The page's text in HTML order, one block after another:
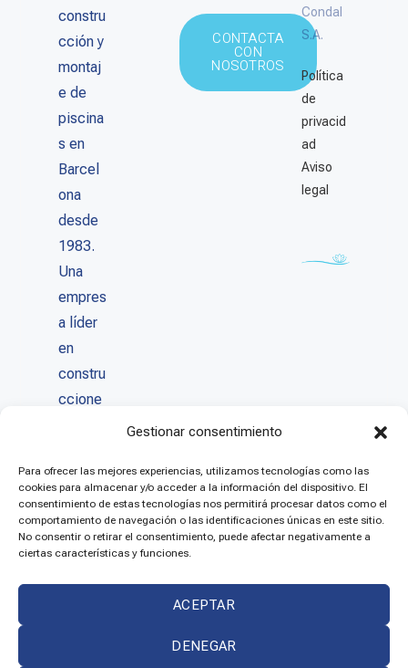
Gestionar consentimiento
Para ofrecer las mejores experiencias, utilizamos tecnologías como las
cookies para almacenar y/o acceder a la información del dispositivo. El
consentimiento de estas tecnologías nos permitirá procesar datos como el
comportamiento de navegación o las identificaciones únicas en este sitio.
No consentir o retirar el consentimiento, puede afectar negativamente a
ciertas características y funciones.
ACEPTAR
DENEGAR
constru
cción y
montaj
e de
piscina
s en
Barcel
ona
desde
1983.
Una
empres
a líder
en
constru
ccione
vas de
calidad
con un
servici
CONTACTA
CON
NOSOTROS
Condal
S.A.
Política
de
privacid
ad
Aviso
legal